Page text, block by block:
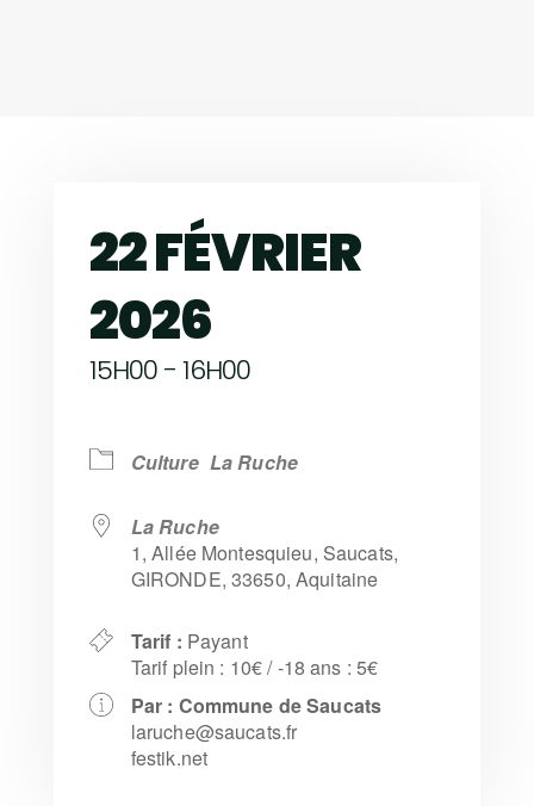
22 FÉVRIER
2026
15H00 - 16H00
Culture La Ruche
La Ruche
1, Allée Montesquieu, Saucats,
GIRONDE, 33650, Aquitaine
Tarif : Payant
Tarif plein : 10€ / -18 ans : 5€
Par : Commune de Saucats
laruche@saucats.fr
festik.net